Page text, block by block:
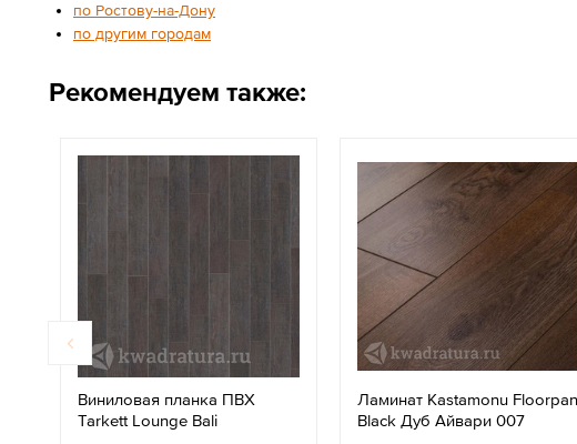
по Ростову-на-Дону
по другим городам
Рекомендуем также:
Виниловая планка ПВХ
Tarkett Lounge Bali
Ламинат Kastamonu Floorpan
Black Дуб Айвари 007